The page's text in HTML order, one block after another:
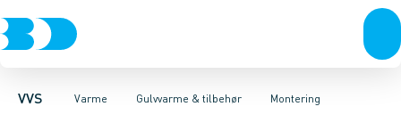
VVS Varme
Rør & fittingsPressfittings & rørKuglehaner & ventiler
Gulvvarme & tilbehør
RadiatorerRadiatorfittings & tilbehør Gulvvarme & tilbehør
Montering
Altech system Altech Pro systemWavin Comfia system